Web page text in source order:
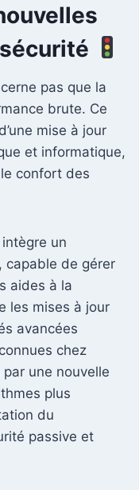
pas que la
brute. Ce
mise à jour
et informatique,
confort des
un
capable de gérer
aides à la
les mises à jour
avancées
chez
une nouvelle
plus
du
passive et